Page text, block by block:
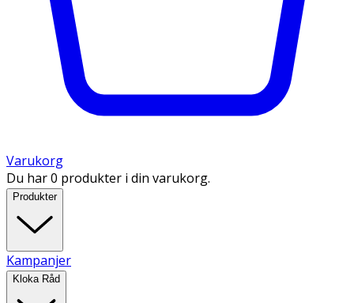
Varukorg
Du har 0 produkter i din varukorg.
Produkter
Kampanjer
Kloka Råd